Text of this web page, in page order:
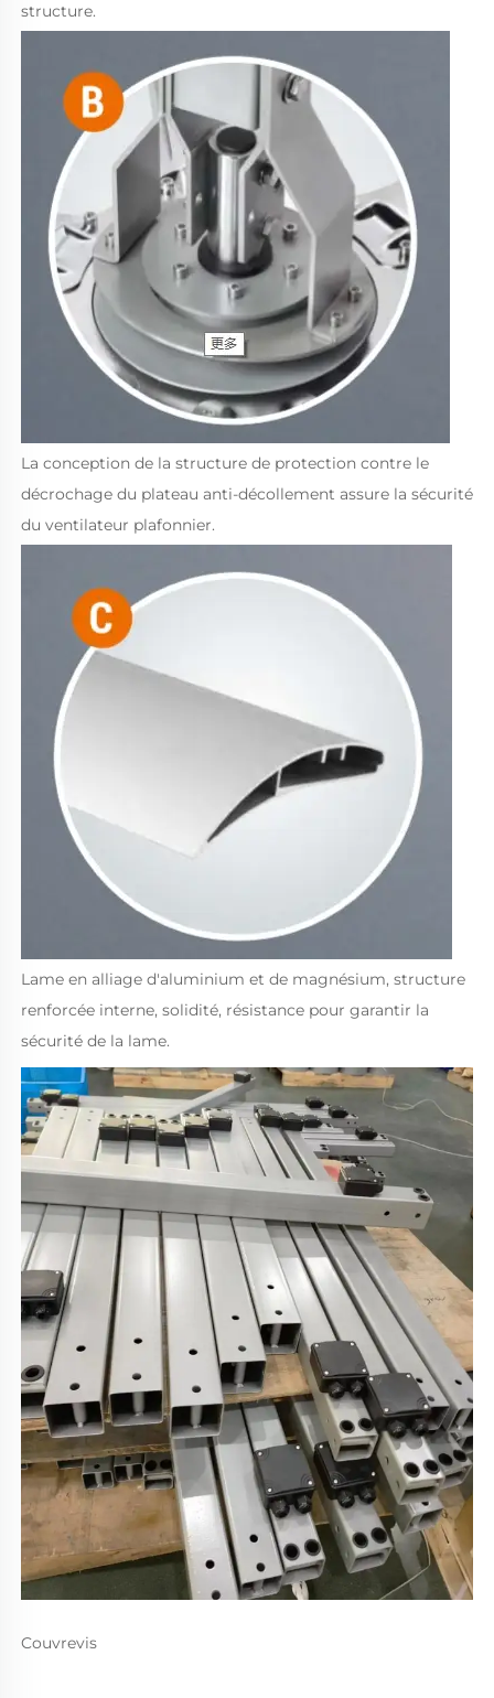
structure.
La conception de la structure de protection contre le
décrochage du plateau anti-décollement assure la sécurité
du ventilateur plafonnier.
Lame en alliage d'aluminium et de magnésium, structure
renforcée interne, solidité, résistance pour garantir la
sécurité de la lame.
Couvrevis